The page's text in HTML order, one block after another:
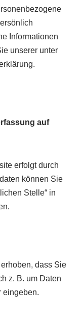
Informationen
unserer unter
auf
erfolgt durch
können Sie
Stelle“ in
dass Sie
z. B. um Daten
eingeben.